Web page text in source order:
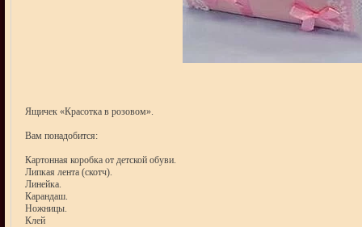
Ящичек «Красотка в розовом».
Вам понадобится:
Картонная коробка от детской обуви.
Липкая лента (скотч).
Линейка.
Карандаш.
Ножницы.
Клей